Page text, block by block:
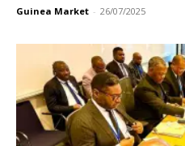
Guinea Market - 26/07/2025